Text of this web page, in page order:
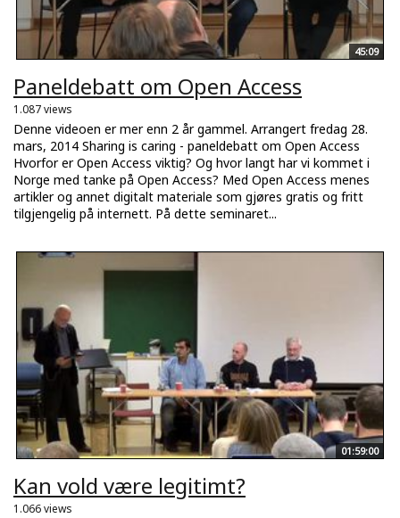
45:09
Paneldebatt om Open Access
1.087 views
Denne videoen er mer enn 2 år gammel. Arrangert fredag 28.
mars, 2014 Sharing is caring - paneldebatt om Open Access
Hvorfor er Open Access viktig? Og hvor langt har vi kommet i
Norge med tanke på Open Access? Med Open Access menes
artikler og annet digitalt materiale som gjøres gratis og fritt
tilgjengelig på internett. På dette seminaret...
01:59:00
Kan vold være legitimt?
1.066 views